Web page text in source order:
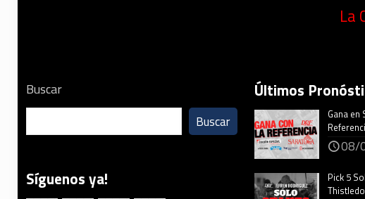
La
Buscar
Buscar
Síguenos ya!
Últimos
Gana en
08/
Pick 5